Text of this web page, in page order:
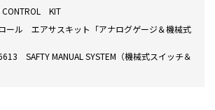
KIT
ール エアサスキット「アナログゲージ＆機械式
SAFTY MANUAL SYSTEM（機械式スイッチ＆